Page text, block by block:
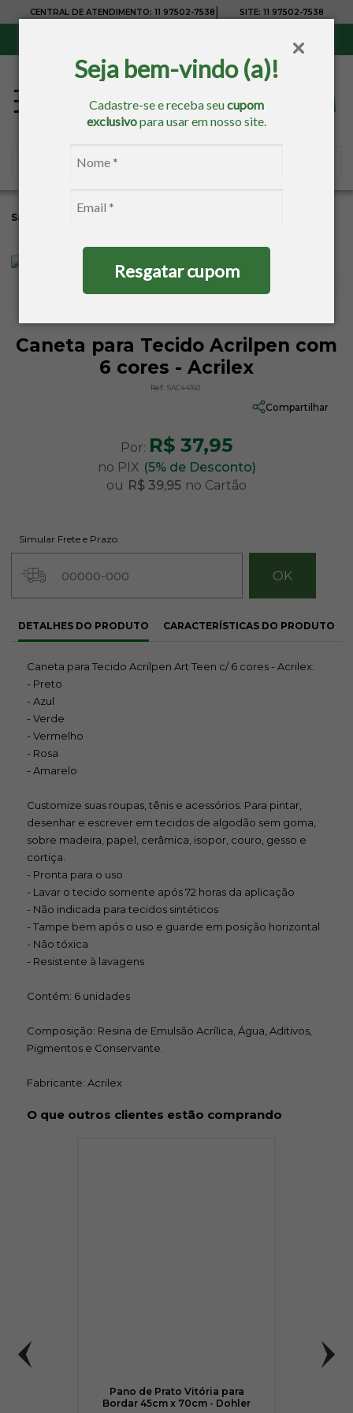
Seja bem-vindo (a)!
Cadastre-se e receba seucupom
exclusivopara usar em nosso site.
Resgatar cupom
CENTRAL DE ATENDIMENTO: 11 97502-7538 SITE: 11 97502-7538
Sacaria
Caneta para Tecido Acrilpen com
6 cores - Acrilex
Ref: SAC44160
Compartilhar
Por: R$ 37,95
no PIX (5% de Desconto)
ou R$ 39,95 no Cartão
Simular Frete e Prazo
DETALHES DO PRODUTO CARACTERÍSTICAS DO PRODUTO
Caneta para Tecido Acrilpen Art Teen c/ 6 cores - Acrilex:
- Preto
- Azul
- Verde
- Vermelho
- Rosa
- Amarelo
Customize suas roupas, tênis e acessórios. Para pintar,
desenhar e escrever em tecidos de algodão sem goma,
sobre madeira, papel, cerâmica, isopor, couro, gesso e
cortiça.
- Pronta para o uso
- Lavar o tecido somente após 72 horas da aplicação
- Não indicada para tecidos sintéticos
- Tampe bem após o uso e guarde em posição horizontal
- Não tóxica
- Resistente à lavagens
Contém: 6 unidades
Composição: Resina de Emulsão Acrílica, Água, Aditivos,
Pigmentos e Conservante.
Fabricante: Acrilex
O que outros clientes estão comprando
Pano de Prato Vitória para
Bordar 45cm x 70cm - Dohler